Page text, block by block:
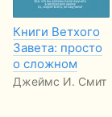
Книги Ветхого
Завета: просто
о сложном
Джеймс И. Смит